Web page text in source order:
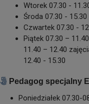
Wtorek 07.30 -
Środa 07.30 - 15.30
Czwartek 07.30 -
Piątek 07.30 – 11.40
11.40 – 12.40
12.40 - 15.30
Pedagog specjalny
Poniedziałek 07.30-